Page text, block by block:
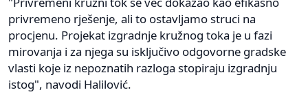
privremeno rješenje, ali to ostavljamo struci na
procjenu. Projekat izgradnje kružnog toka je u fazi
mirovanja i za njega su isključivo odgovorne gradske
vlasti koje iz nepoznatih razloga stopiraju izgradnju
istog", navodi Halilović.